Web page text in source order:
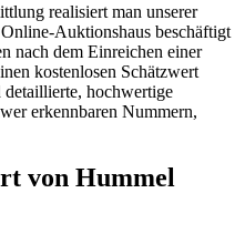
realisiert man unserer
Auktionshaus beschäftigt
nach dem Einreichen einer
kostenlosen Schätzwert
detaillierte, hochwertige
erkennbaren Nummern,
von Hummel